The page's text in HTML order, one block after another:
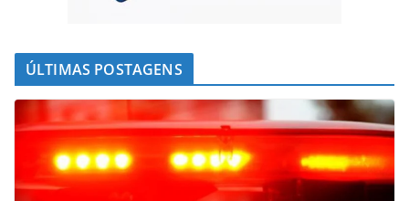
ÚLTIMAS POSTAGENS